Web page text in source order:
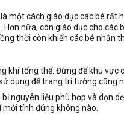
một cách giáo dục các bé rất
nữa, còn giáo dục cho
thời còn khiến các bé nhận
khí tổng thể. Đừng để khu vực
dụng để trang trí tường cũng
nguyên liệu phù hợp và dọn
tính đúng không nào.